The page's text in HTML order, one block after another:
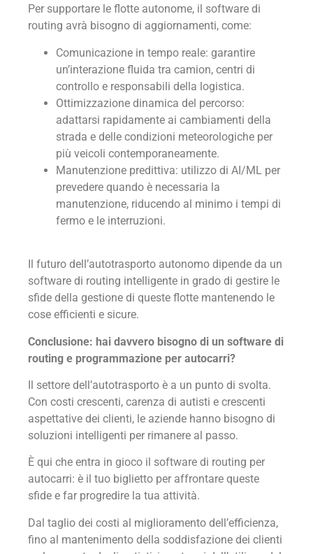
Per supportare le flotte autonome, il software di
routing avrà bisogno di aggiornamenti, come:
Comunicazione in tempo reale: garantire
un’interazione fluida tra camion, centri di
controllo e responsabili della logistica.
Ottimizzazione dinamica del percorso:
adattarsi rapidamente ai cambiamenti della
strada e delle condizioni meteorologiche per
più veicoli contemporaneamente.
Manutenzione predittiva: utilizzo di AI/ML per
prevedere quando è necessaria la
manutenzione, riducendo al minimo i tempi di
fermo e le interruzioni.
Il futuro dell’autotrasporto autonomo dipende da un
software di routing intelligente in grado di gestire le
sfide della gestione di queste flotte mantenendo le
cose efficienti e sicure.
Conclusione: hai davvero bisogno di un software di
routing e programmazione per autocarri?
Il settore dell’autotrasporto è a un punto di svolta.
Con costi crescenti, carenza di autisti e crescenti
aspettative dei clienti, le aziende hanno bisogno di
soluzioni intelligenti per rimanere al passo.
È qui che entra in gioco il software di routing per
autocarri: è il tuo biglietto per affrontare queste
sfide e far progredire la tua attività.
Dal taglio dei costi al miglioramento dell’efficienza,
fino al mantenimento della soddisfazione dei clienti